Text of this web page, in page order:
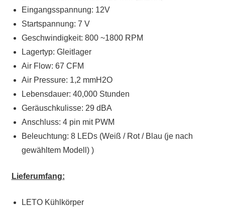
Eingangsspannung: 12V
Startspannung: 7 V
Geschwindigkeit: 800 ~1800 RPM
Lagertyp: Gleitlager
Air Flow: 67 CFM
Air Pressure: 1,2 mmH2O
Lebensdauer: 40,000 Stunden
Geräuschkulisse: 29 dBA
Anschluss: 4 pin mit PWM
Beleuchtung: 8 LEDs (Weiß / Rot / Blau (je nach
gewähltem Modell) )
Lieferumfang:
LETO Kühlkörper